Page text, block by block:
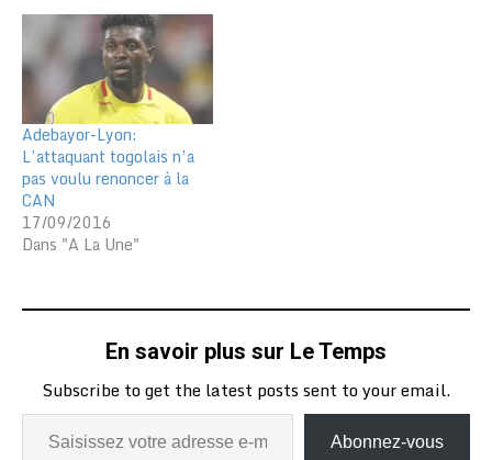
Adebayor-Lyon:
L’attaquant togolais n’a
pas voulu renoncer à la
CAN
17/09/2016
Dans "A La Une"
En savoir plus sur Le Temps
Subscribe to get the latest posts sent to your email.
Abonnez-vous